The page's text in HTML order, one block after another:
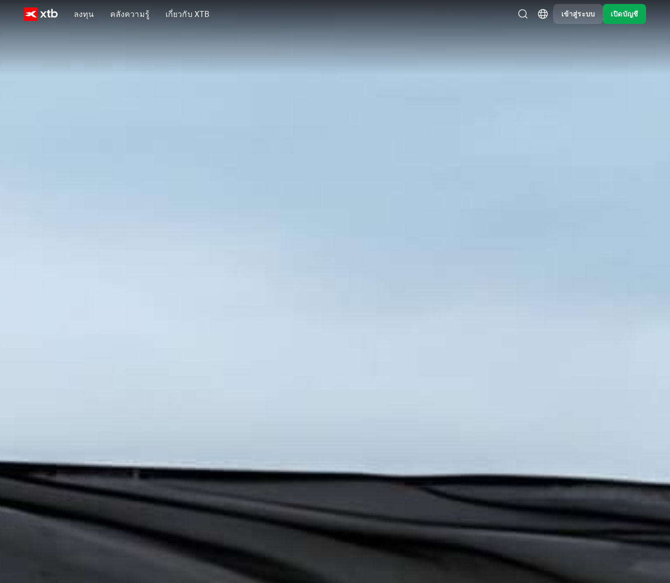
ลงทุน คลังความรู้ เกี่ยวกับ XTB เข้าสู่ระบบ เปิดบัญชี